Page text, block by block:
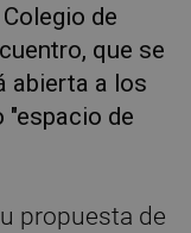
de
que se
abierta a los
"espacio de
propuesta de